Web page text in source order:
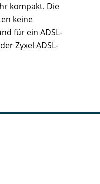
kompakt. Die
keine
für ein ADSL-
Zyxel ADSL-